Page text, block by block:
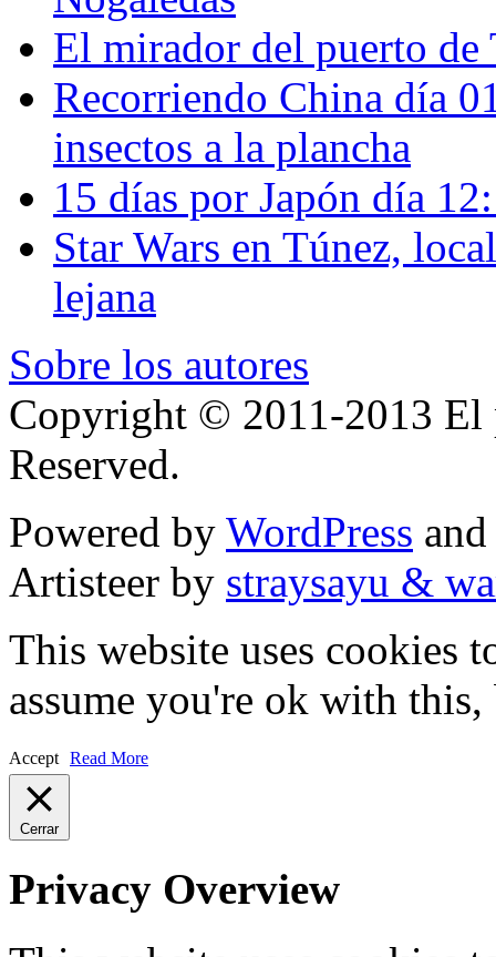
El mirador del puerto de
Recorriendo China día
insectos a la plancha
15 días por Japón día
Star Wars en Túnez,
lejana
Sobre los autores
Copyright © 2011-2013 El
Reserved.
Powered by WordPress and
Artisteer by straysayu &
This website uses cookies
assume you're ok with
Accept Read More
Cerrar
Privacy Overview